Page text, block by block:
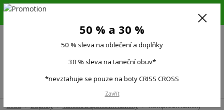
6.-16.8.26. DOVOLENÁ !!! 50 % SLEVA na všechno oblečení a doplňky !!!
(Po-Pá 9:00-15.00)
Úvod Doplňky Taneční a sportovní návleky
Kompresní návleky
50 % a 30 %
50 % sleva na oblečení a doplňky
30 % sleva na taneční obuv*
*nevztahuje se pouze na boty CRISS CROSS
Zavřít